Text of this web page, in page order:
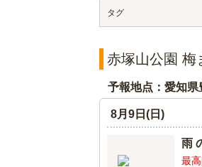
タグ
赤塚山公園 梅
予報地点：愛知県
8月9日(日)
雨
最